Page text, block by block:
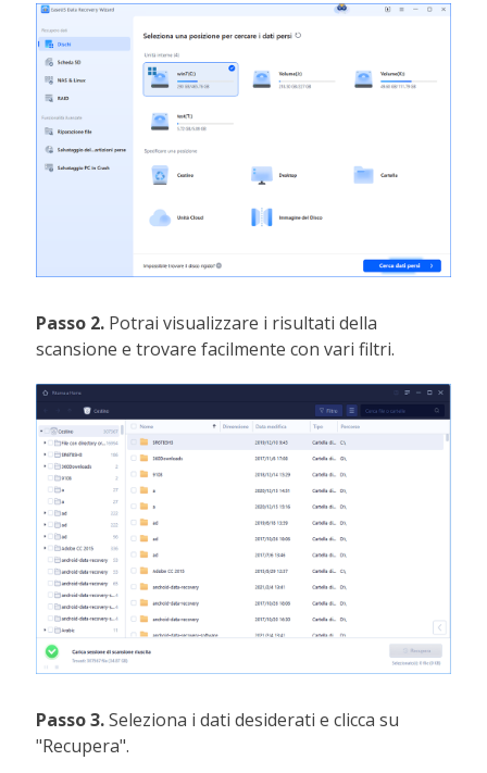
Passo 2. Potrai visualizzare i risultati della
scansione e trovare facilmente con vari filtri.
Passo 3.Seleziona i dati desiderati e clicca su
"Recupera".